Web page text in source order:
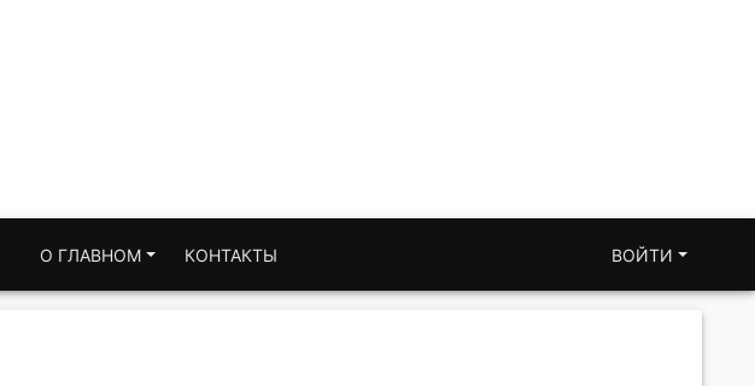
О ГЛАВНОМ КОНТАКТЫ ВОЙТИ